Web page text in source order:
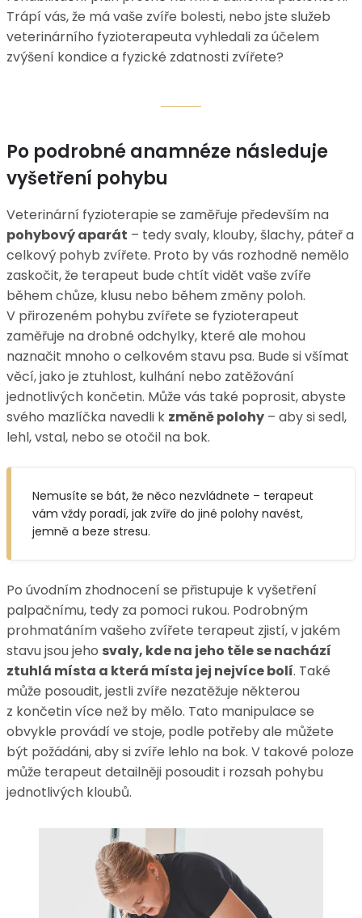
Trápí vás, že má vaše zvíře bolesti, nebo jste služeb
veterinárního fyzioterapeuta vyhledali za účelem
zvýšení kondice a fyzické zdatnosti zvířete?
Po podrobné anamnéze následuje
vyšetření pohybu
Veterinární fyzioterapie se zaměřuje především na
pohybový aparát – tedy svaly, klouby, šlachy, páteř a
celkový pohyb zvířete. Proto by vás rozhodně nemělo
zaskočit, že terapeut bude chtít vidět vaše zvíře
během chůze, klusu nebo během změny poloh.
V přirozeném pohybu zvířete se fyzioterapeut
zaměřuje na drobné odchylky, které ale mohou
naznačit mnoho o celkovém stavu psa. Bude si všímat
věcí, jako je ztuhlost, kulhání nebo zatěžování
jednotlivých končetin. Může vás také poprosit, abyste
svého mazlíčka navedli k změně polohy – aby si sedl,
lehl, vstal, nebo se otočil na bok.
Nemusíte se bát, že něco nezvládnete – terapeut
vám vždy poradí, jak zvíře do jiné polohy navést,
jemně a beze stresu.
Po úvodním zhodnocení se přistupuje k vyšetření
palpačnímu, tedy za pomoci rukou. Podrobným
prohmatáním vašeho zvířete terapeut zjistí, v jakém
stavu jsou jeho svaly, kde na jeho těle se nachází
ztuhlá místa a která místa jej nejvíce bolí. Také
může posoudit, jestli zvíře nezatěžuje některou
z končetin více než by mělo. Tato manipulace se
obvykle provádí ve stoje, podle potřeby ale můžete
být požádáni, aby si zvíře lehlo na bok. V takové poloze
může terapeut detailněji posoudit i rozsah pohybu
jednotlivých kloubů.